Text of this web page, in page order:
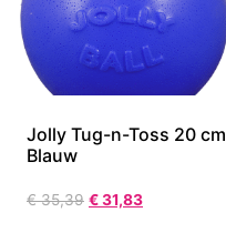
Jolly Tug-n-Toss 20 cm
Blauw
€35,39 €31,83